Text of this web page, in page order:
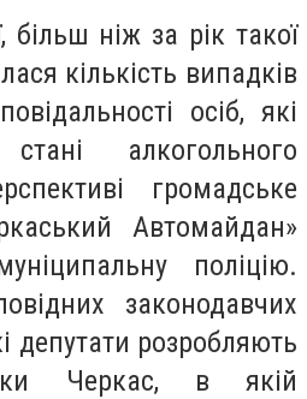
більш ніж за рік такої
кількість випадків
осіб, які
алкогольного
громадське
Автомайдан»
поліцію.
законодавчих
депутати розробляють
Черкас, в якій